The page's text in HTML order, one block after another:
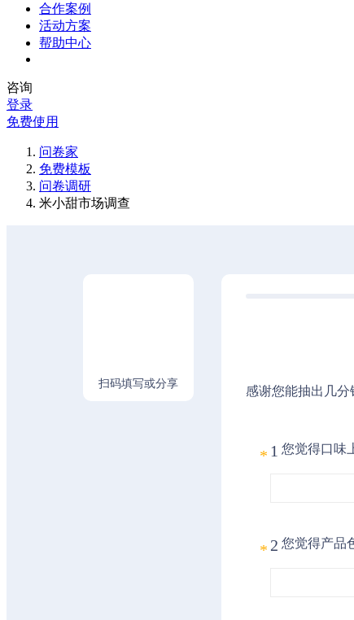
合作案例
活动方案
帮助中心
咨询
登录
免费使用
问卷家
免费模板
问卷调研
米小甜市场调查